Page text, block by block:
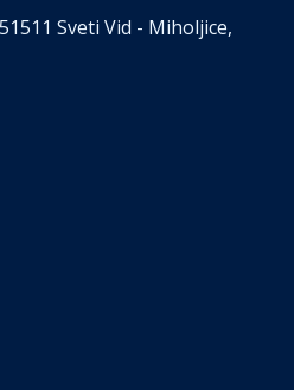
Sveti Vid - Miholjice,